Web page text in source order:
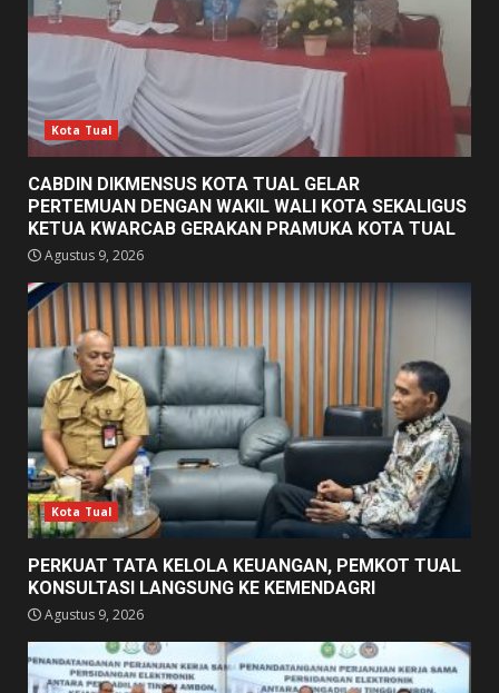
Kota Tual
CABDIN DIKMENSUS KOTA TUAL GELAR
PERTEMUAN DENGAN WAKIL WALI KOTA SEKALIGUS
KETUA KWARCAB GERAKAN PRAMUKA KOTA TUAL
Agustus 9, 2026
Kota Tual
PERKUAT TATA KELOLA KEUANGAN, PEMKOT TUAL
KONSULTASI LANGSUNG KE KEMENDAGRI
Agustus 9, 2026